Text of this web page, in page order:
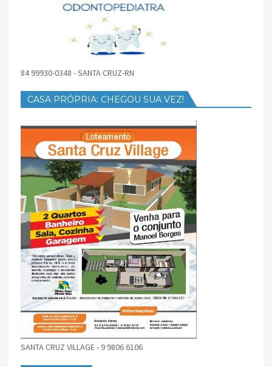
84 99930-0348 - SANTA CRUZ-RN
CASA PRÓPRIA: CHEGOU SUA VEZ!
SANTA CRUZ VILLAGE - 9 9806 6106